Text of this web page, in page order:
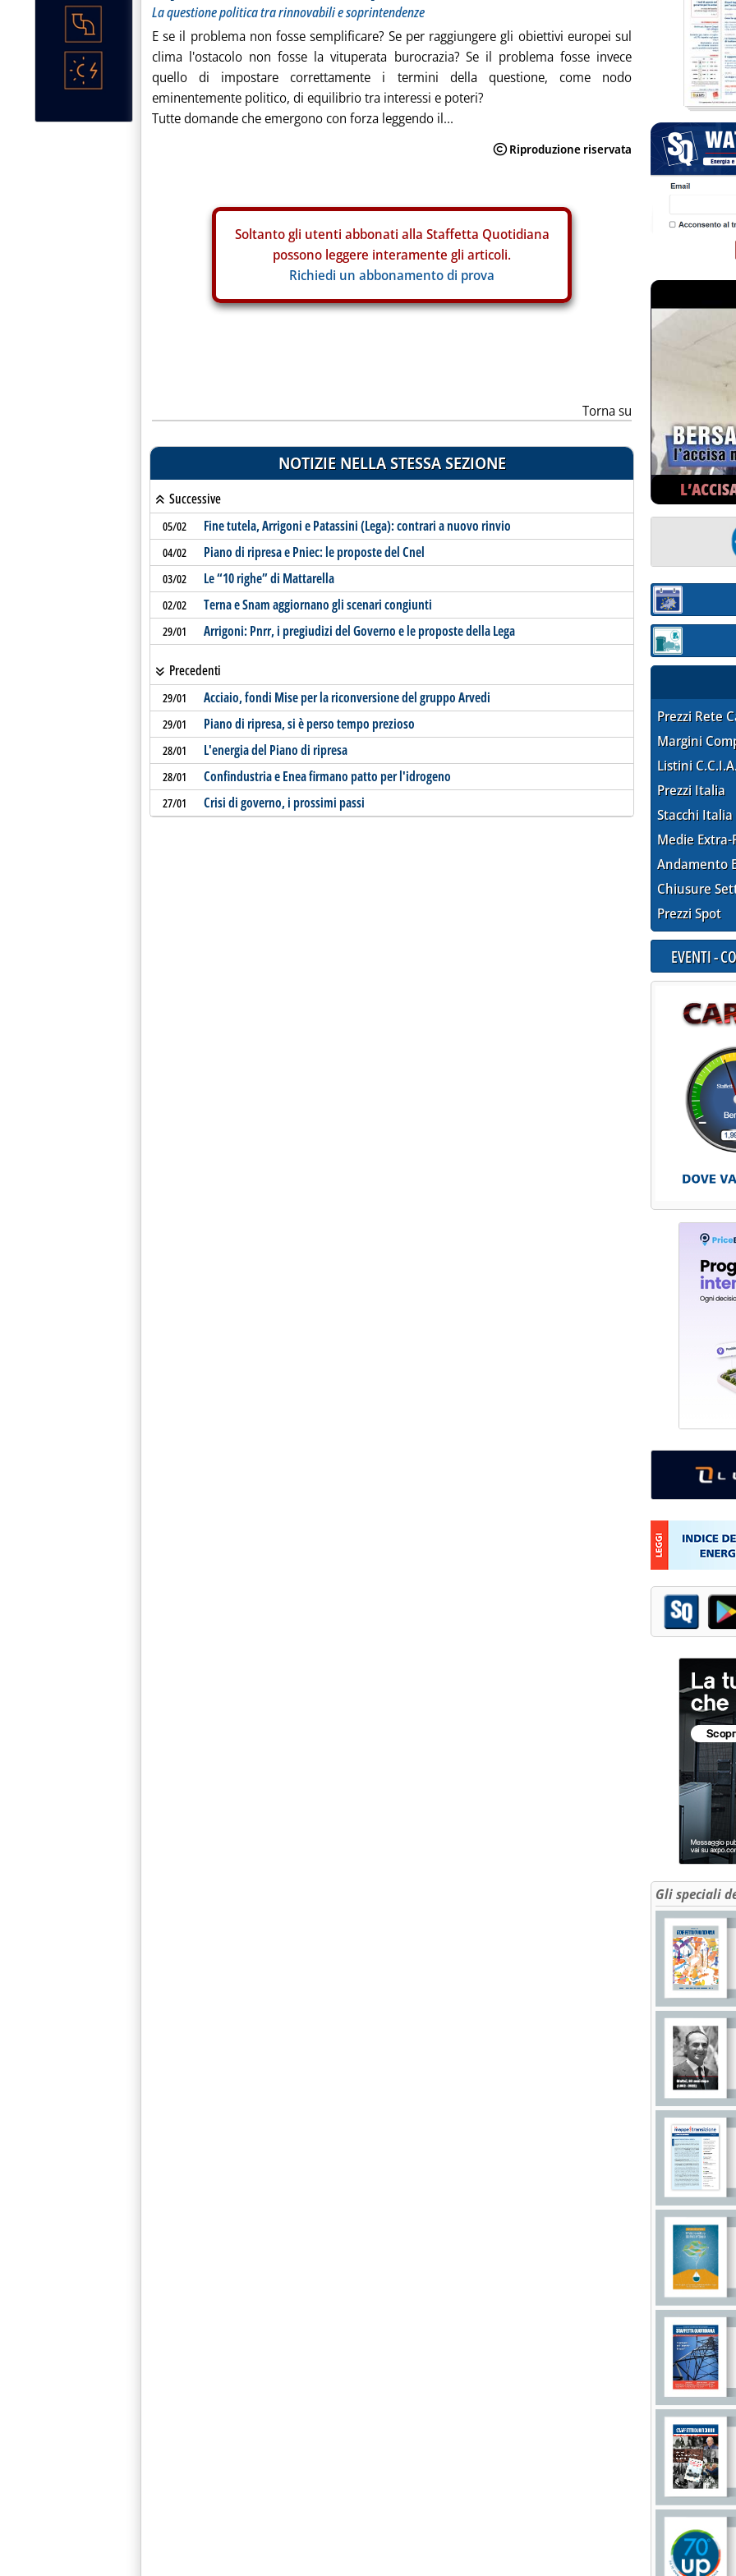
La questione politica tra rinnovabili e soprintendenze
E se il problema non fosse semplificare? Se per raggiungere gli obiettivi europei sul
clima l'ostacolo non fosse la vituperata burocrazia? Se il problema fosse invece
quello di impostare correttamente i termini della questione, come nodo
eminentemente politico, di equilibrio tra interessi e poteri?
Tutte domande che emergono con forza leggendo il...
Soltanto gli utenti abbonati alla Staffetta Quotidiana
possono leggere interamente gli articoli.
Richiedi un abbonamento di prova
Torna su
NOTIZIE NELLA STESSA SEZIONE
Successive
05/02 Fine tutela, Arrigoni e Patassini (Lega): contrari a nuovo rinvio
04/02 Piano di ripresa e Pniec: le proposte del Cnel
03/02 Le “10 righe” di Mattarella
02/02 Terna e Snam aggiornano gli scenari congiunti
29/01 Arrigoni: Pnrr, i pregiudizi del Governo e le proposte della Lega
Precedenti
29/01 Acciaio, fondi Mise per la riconversione del gruppo Arvedi
29/01 Piano di ripresa, si è perso tempo prezioso
28/01 L'energia del Piano di ripresa
28/01 Confindustria e Enea firmano patto per l'idrogeno
27/01 Crisi di governo, i prossimi passi
Sezione:
Sezione:
Prezzi Rete
Margini
Listini
Prezzi Italia
Stacchi Italia
Medie Extra-
Andamento
Chiusure
Prezzi Spot
EVENTI -
Gli speciali